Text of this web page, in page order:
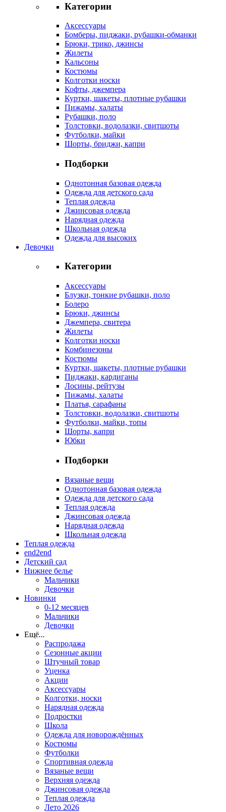
Категории
Аксессуары
Бомберы, пиджаки, рубашки-обманки
Брюки, трико, джинсы
Жилеты
Кальсоны
Костюмы
Колготки носки
Кофты, джемпера
Куртки, шакеты, плотные рубашки
Пижамы, халаты
Рубашки, поло
Толстовки, водолазки, свитшоты
Футболки, майки
Шорты, бриджи, капри
Подборки
Однотонная базовая одежда
Одежда для детского сада
Теплая одежда
Джинсовая одежда
Нарядная одежда
Школьная одежда
Одежда для высоких
Девочки
Категории
Аксессуары
Блузки, тонкие рубашки, поло
Болеро
Брюки, джинсы
Джемпера, свитера
Жилеты
Колготки носки
Комбинезоны
Костюмы
Куртки, шакеты, плотные рубашки
Пиджаки, кардиганы
Лосины, рейтузы
Пижамы, халаты
Платья, сарафаны
Толстовки, водолазки, свитшоты
Футболки, майки, топы
Шорты, капри
Юбки
Подборки
Вязаные вещи
Однотонная базовая одежда
Одежда для детского сада
Теплая одежда
Джинсовая одежда
Нарядная одежда
Школьная одежда
Теплая одежда
end2end
Детский сад
Нижнее белье
Мальчики
Девочки
Новинки
0-12 месяцев
Мальчики
Девочки
Ещё...
Распродажа
Сезонные акции
Штучный товар
Уценка
Акции
Аксессуары
Колготки, носки
Нарядная одежда
Подростки
Школа
Одежда для новорождённых
Костюмы
Футболки
Спортивная одежда
Вязаные вещи
Верхняя одежда
Джинсовая одежда
Теплая одежда
Лето 2026